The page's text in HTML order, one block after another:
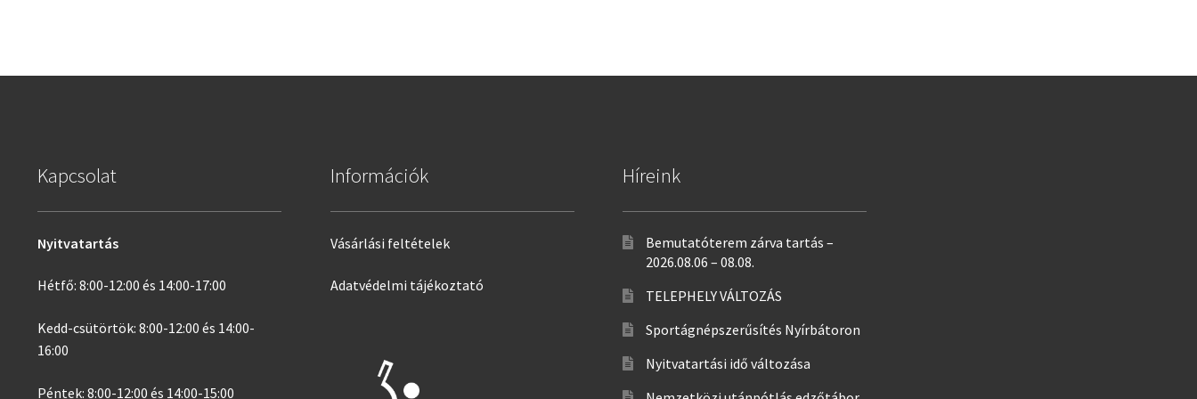
Kapcsolat
Nyitvatartás
Hétfő: 8:00-12:00 és 14:00-17:00
Kedd-csütörtök: 8:00-12:00 és 14:00-
16:00
Péntek: 8:00-12:00 és 14:00-15:00
Információk
Vásárlási feltételek
Adatvédelmi tájékoztató
Híreink
Bemutatóterem zárva tartás –
2026.08.06 – 08.08.
TELEPHELY VÁLTOZÁS
Sportágnépszerűsítés Nyírbátoron
Nyitvatartási idő változása